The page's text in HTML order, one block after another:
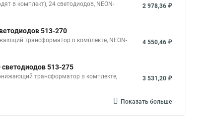
в комплект), 24 светодиодов, NEON-
2 978,36 ₽
513-270
трансформатор в комплекте, NEON-
4 550,46 ₽
513-275
трансформатор в комплекте,
3 531,20 ₽
Показать больше